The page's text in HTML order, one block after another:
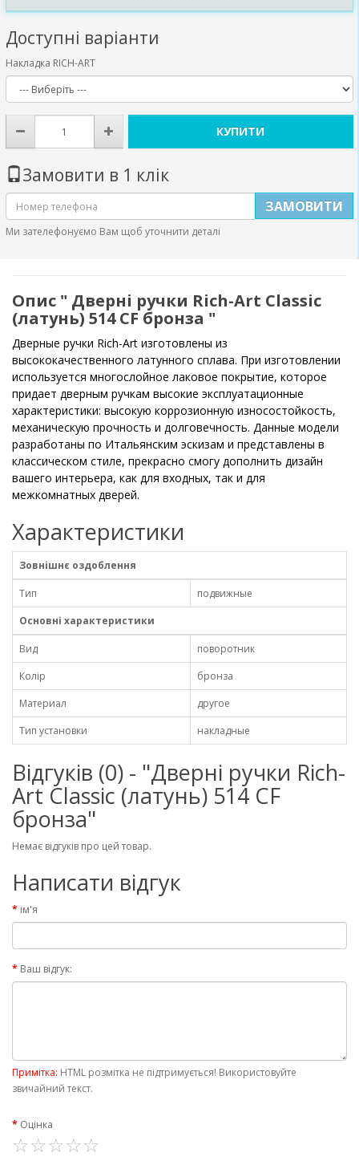
Доступні варіанти
Накладка RICH-ART
КУПИТИ
Замовити в 1 клік
ЗАМОВИТИ
Ми зателефонуємо Вам щоб уточнити деталі
Опис " Дверні ручки Rich-Art Classic
(латунь) 514 CF бронза "
Дверные ручки Rich-Art изготовлены из
высококачественного латунного сплава. При изготовлении
используется многослойное лаковое покрытие, которое
придает дверным ручкам высокие эксплуатационные
характеристики: высокую коррозионную износостойкость,
механическую прочность и долговечность. Данные модели
разработаны по Итальянским эскизам и представлены в
классическом стиле, прекрасно смогу дополнить дизайн
вашего интерьера, как для входных, так и для
межкомнатных дверей.
Характеристики
Зовнішнє оздоблення
Тип
подвижные
Основні характеристики
Вид
поворотник
Колір
бронза
Материал
другое
Тип установки
накладные
Відгуків (0) - "Дверні ручки Rich-
Art Classic (латунь) 514 CF
бронза"
Немає відгуків про цей товар.
Написати відгук
ім'я
Ваш відгук:
Примітка: HTML розмітка не підтримується! Використовуйте
звичайний текст.
Оцінка